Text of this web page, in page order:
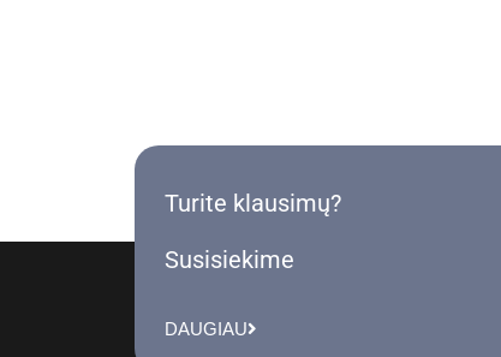
Turite klausimų?
Susisiekime
DAUGIAU